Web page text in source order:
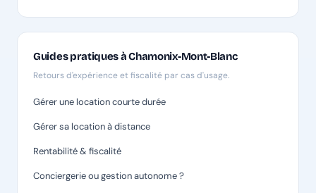
Guides pratiques à Chamonix-Mont-Blanc
Retours d'expérience et fiscalité par cas d'usage.
Gérer une location courte durée
Gérer sa location à distance
Rentabilité & fiscalité
Conciergerie ou gestion autonome ?